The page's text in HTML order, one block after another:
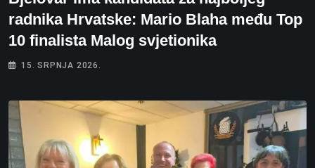
radnika Hrvatske: Mario Blaha među Top
10 finalista Malog svjetionika
15. SRPNJA 2026.